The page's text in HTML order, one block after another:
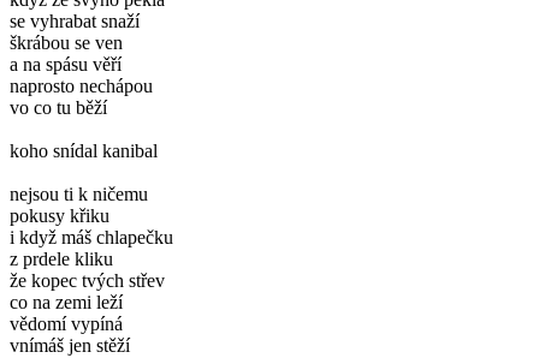
se vyhrabat snaží
škrábou se ven
a na spásu věří
naprosto nechápou
vo co tu běží
koho snídal kanibal
nejsou ti k ničemu
pokusy křiku
i když máš chlapečku
z prdele kliku
že kopec tvých střev
co na zemi leží
vědomí vypíná
vnímáš jen stěží